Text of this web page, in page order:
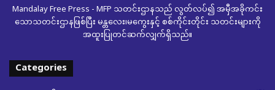
Mandalay Free Press - MFP သတင်းဌာနသည် လွတ်လပ်၍ အမှီအခိုကင်း
သောသတင်းဌာနဖြစ်ပြီး မန္တလေး၊မကွေးနှင့် စစ်ကိုင်းတိုင်း သတင်းများကို
အထူးပြုတင်ဆက်လျှက်ရှိသည်။
Categories